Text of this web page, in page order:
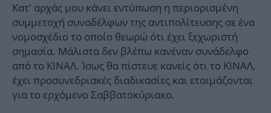
Κατ’ αρχάς μου κάνει εντύπωση η περιορισμένη
συμμετοχή συναδέλφων της αντιπολίτευσης σε ένα
νομοσχέδιο το οποίο θεωρώ ότι έχει ξεχωριστή
σημασία. Μάλιστα δεν βλέπω κανέναν συνάδελφο
από το ΚΙΝΑΛ. Ίσως θα πίστευε κανείς ότι το ΚΙΝΑΛ,
έχει προσυνεδριακές διαδικασίες και ετοιμάζονται
για το ερχόμενο Σαββατοκύριακο.